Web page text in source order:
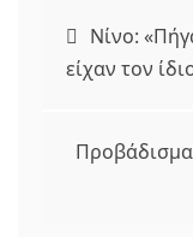
άρθρων
Νίνο:
είχαν τον